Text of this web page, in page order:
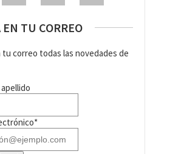
EN TU CORREO
tu correo todas las novedades de